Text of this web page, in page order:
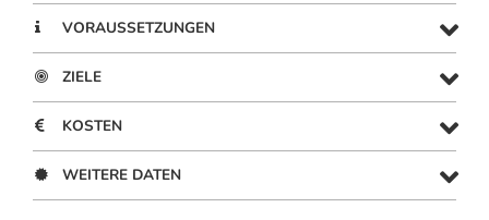
VORAUSSETZUNGEN
ZIELE
KOSTEN
WEITERE DATEN